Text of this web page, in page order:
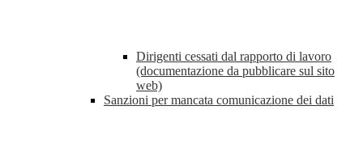
Dirigenti cessati dal rapporto di lavoro
(documentazione da pubblicare sul sito
web)
Sanzioni per mancata comunicazione dei dati